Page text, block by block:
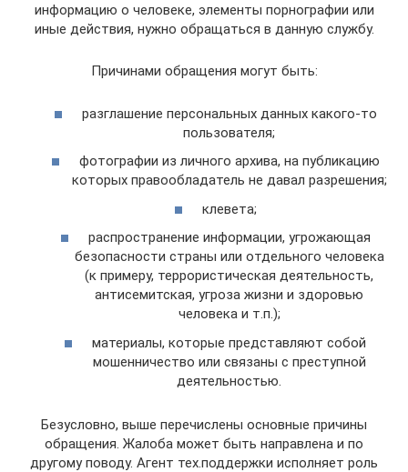
информацию о человеке, элементы порнографии или
иные действия, нужно обращаться в данную службу.
Причинами обращения могут быть:
разглашение персональных данных какого-то
пользователя;
фотографии из личного архива, на публикацию
которых правообладатель не давал разрешения;
клевета;
распространение информации, угрожающая
безопасности страны или отдельного человека
(к примеру, террористическая деятельность,
антисемитская, угроза жизни и здоровью
человека и т.п.);
материалы, которые представляют собой
мошенничество или связаны с преступной
деятельностью.
Безусловно, выше перечислены основные причины
обращения. Жалоба может быть направлена и по
другому поводу. Агент тех.поддержки исполняет роль